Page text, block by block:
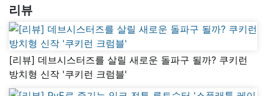
리뷰
[리뷰] 데브시스터즈를 살릴 새로운 돌파구 될까? 쿠키런
방치형 신작 '쿠키런 크럼블'